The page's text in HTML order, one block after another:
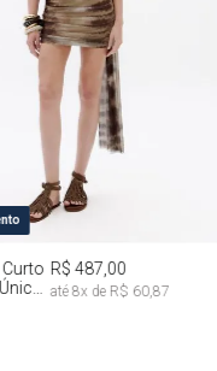
P M
R$ 487,00
até 8x de R$ 60,87